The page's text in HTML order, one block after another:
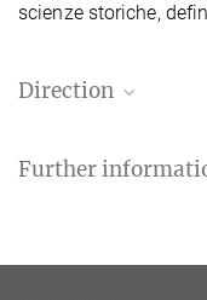
scienze storiche,
Direction
Direttrice
Further